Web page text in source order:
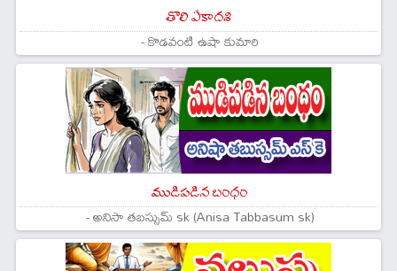
తొలి ఏకాదశి
- కొడవంటి ఉషా కుమారి
ముడిపడిన బంధం
- అనిసా తబస్సుమ్ sk (Anisa Tabbasum sk)